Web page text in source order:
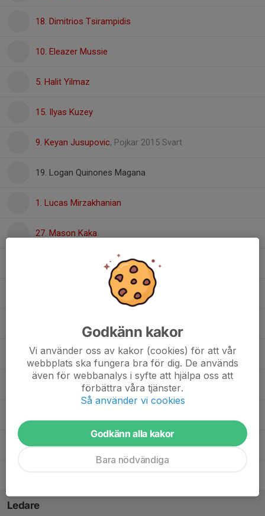
18. Dimitrios Tsirampidis
10. Eleazer Mussie
5. Halit Yilmaz
15. Ilyas Kuzey
9. Keyan Jusupovic, Pojkar 2015 Svart
19. Logan Quinones Magana
1. Lucas Mirzakhanian
27. Mason Kaka
7. Mateo Markovic
6. Noah Muse
9. Oscar Andreev
12. Rayan Yousef Alkhalifa
12. Sixten Carbonnier
Ledare
Godkänn kakor
Vi använder oss av kakor (cookies) för att vår
webbplats ska fungera bra för dig. De används
även för webbanalys i syfte att hjälpa oss att
förbättra våra tjänster.
Så använder vi cookies
Godkänn alla kakor
Bara nödvändiga